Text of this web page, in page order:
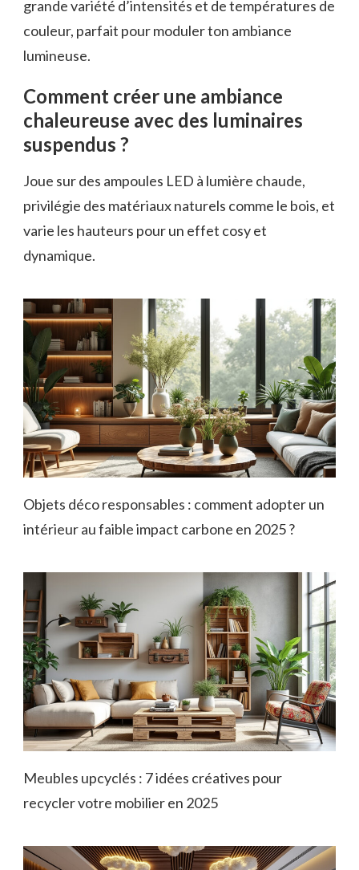
grande variété d’intensités et de températures de
couleur, parfait pour moduler ton ambiance
lumineuse.
Comment créer une ambiance
chaleureuse avec des luminaires
suspendus ?
Joue sur des ampoules LED à lumière chaude,
privilégie des matériaux naturels comme le bois, et
varie les hauteurs pour un effet cosy et
dynamique.
Objets déco responsables : comment adopter un
intérieur au faible impact carbone en 2025 ?
Meubles upcyclés : 7 idées créatives pour
recycler votre mobilier en 2025